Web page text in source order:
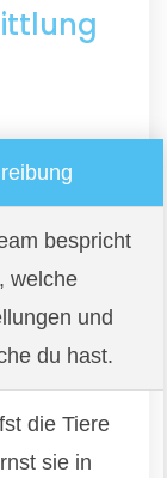
bespricht
welche
und
du hast.
die Tiere
sie in